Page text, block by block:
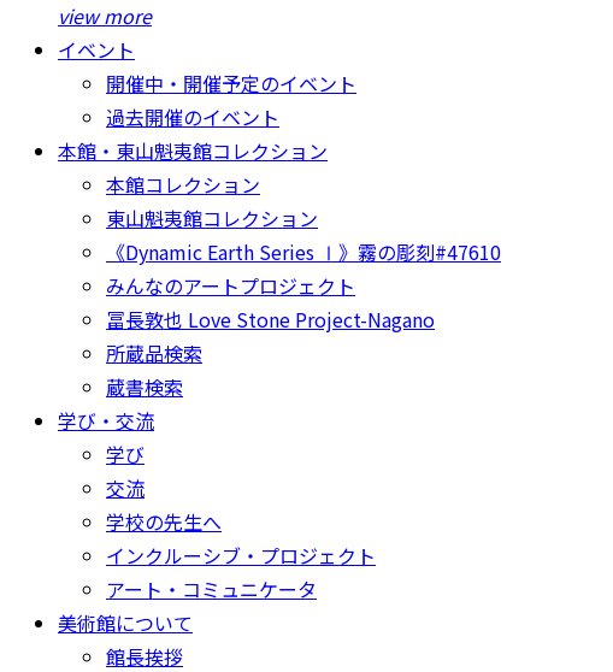
view more
イベント
開催中・開催予定のイベント
過去開催のイベント
本館・東山魁夷館コレクション
本館コレクション
東山魁夷館コレクション
《Dynamic Earth Series Ⅰ》霧の彫刻#47610
みんなのアートプロジェクト
冨長敦也 Love Stone Project-Nagano
所蔵品検索
蔵書検索
学び・交流
学び
交流
学校の先生へ
インクルーシブ・プロジェクト
アート・コミュニケータ
美術館について
館長挨拶